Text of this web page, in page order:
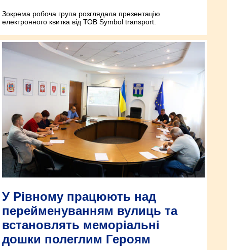
Зокрема робоча група розглядала презентацію
електронного квитка від ТОВ Symbol transport.
У Рівному працюють над
перейменуванням вулиць та
встановлять меморіальні
дошки полеглим Героям